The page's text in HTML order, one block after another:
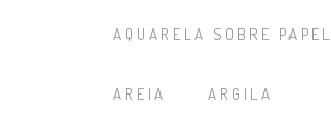
AQUARELA SOBRE PAPEL
AREIA ARGILA